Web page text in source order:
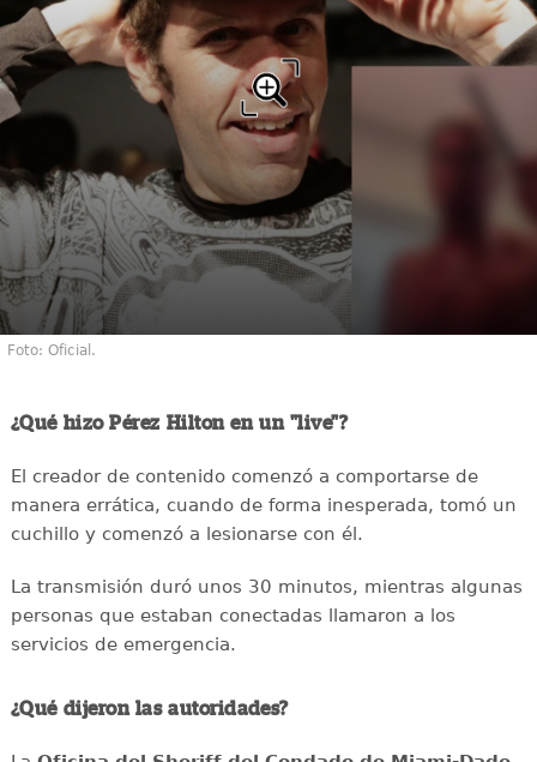
Foto: Oficial.
¿Qué hizo Pérez Hilton en un "live"?
El creador de contenido comenzó a comportarse de
manera errática, cuando de forma inesperada, tomó un
cuchillo y comenzó a lesionarse con él.
La transmisión duró unos 30 minutos, mientras algunas
personas que estaban conectadas llamaron a los
servicios de emergencia.
¿Qué dijeron las autoridades?